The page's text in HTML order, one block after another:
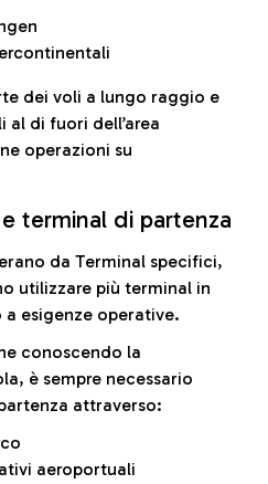
dei voli a lungo raggio e
di fuori dell’area
operazioni su
terminal di partenza
da Terminal specifici,
utilizzare più terminal in
a esigenze operative.
conoscendo la
è sempre necessario
attraverso:
aeroportuali